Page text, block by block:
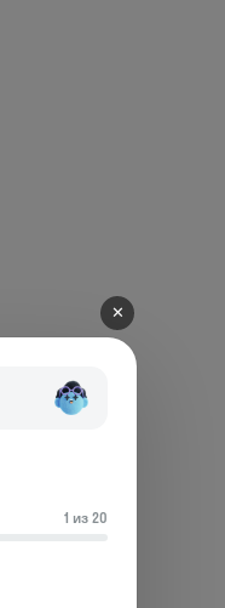
✕
1 из 20